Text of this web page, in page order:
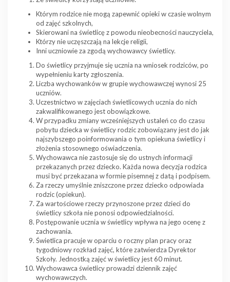
Którym rodzice nie mogą zapewnić opieki w czasie wolnym
od zajęć szkolnych,
Skierowani na świetlicę z powodu nieobecności nauczyciela,
Którzy nie uczęszczają na lekcje religii,
Inni uczniowie za zgodą wychowawcy świetlicy.
Do świetlicy przyjmuje się ucznia na wniosek rodziców, po
wypełnieniu karty zgłoszenia.
Liczba wychowanków w grupie wychowawczej wynosi 25
uczniów.
Uczestnictwo w zajęciach świetlicowych ucznia do nich
zakwalifikowanego jest obowiązkowe.
W przypadku zmiany wcześniejszych ustaleń co do czasu
pobytu dziecka w świetlicy rodzic zobowiązany jest do jak
najszybszego poinformowania o tym opiekuna świetlicy i
złożenia stosownego oświadczenia.
Wychowawca nie zastosuje się do ustnych informacji
przekazanych przez dziecko. Każda nowa decyzja rodzica
musi być przekazana w formie pisemnej z datą i podpisem.
Za rzeczy umyślnie zniszczone przez dziecko odpowiada
rodzic (opiekun).
Za wartościowe rzeczy przynoszone przez dzieci do
świetlicy szkoła nie ponosi odpowiedzialności.
Postępowanie ucznia w świetlicy wpływa na jego ocenę z
zachowania.
Świetlica pracuje w oparciu o roczny plan pracy oraz
tygodniowy rozkład zajęć, które zatwierdza Dyrektor
Szkoły. Jednostką zajęć w świetlicy jest 60 minut.
Wychowawca świetlicy prowadzi dziennik zajęć
wychowawczych.